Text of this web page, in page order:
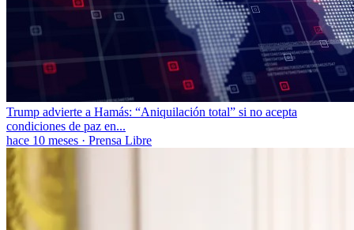
Trump advierte a Hamás: “Aniquilación total” si no acepta
condiciones de paz en...
hace 10 meses · Prensa Libre